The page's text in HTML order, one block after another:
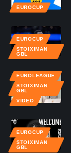
EUROCUP
EUROCUP
STOIXIMAN
GBL
EUROLEAGUE
STOIXIMAN
GBL
VIDEO
EUROCUP
STOIXIMAN
GBL